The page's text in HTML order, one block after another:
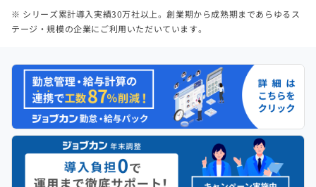
※ シリーズ累計導入実績30万社以上。創業期から成熟期まであらゆるス
テージ・規模の企業にご利用いただいています。